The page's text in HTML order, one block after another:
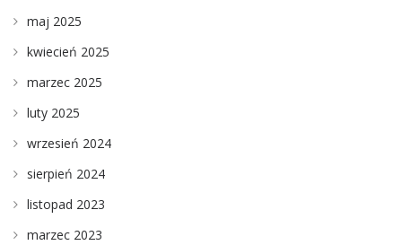
maj 2025
kwiecień 2025
marzec 2025
luty 2025
wrzesień 2024
sierpień 2024
listopad 2023
marzec 2023